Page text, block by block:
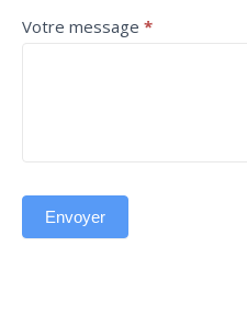
Votre message *
Envoyer